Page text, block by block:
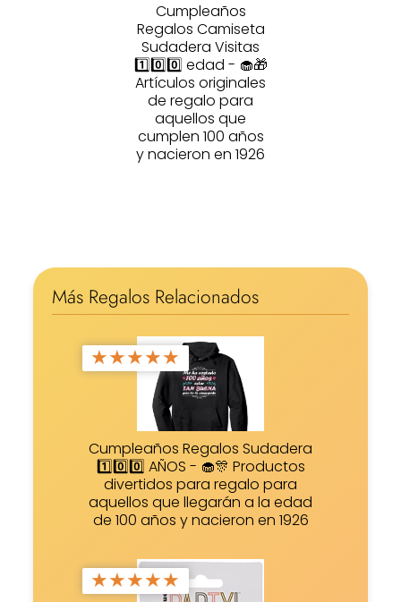
Cumpleaños
Regalos Camiseta
Sudadera Visitas
1️⃣0️⃣0️⃣ edad - 🧁🎁
Artículos originales
de regalo para
aquellos que
cumplen 100 años
y nacieron en 1926
Más Regalos Relacionados
★★★★★
Cumpleaños Regalos Sudadera
1️⃣0️⃣0️⃣ AÑOS - 🧁🎊 Productos
divertidos para regalo para
aquellos que llegarán a la edad
de 100 años y nacieron en 1926
★★★★★